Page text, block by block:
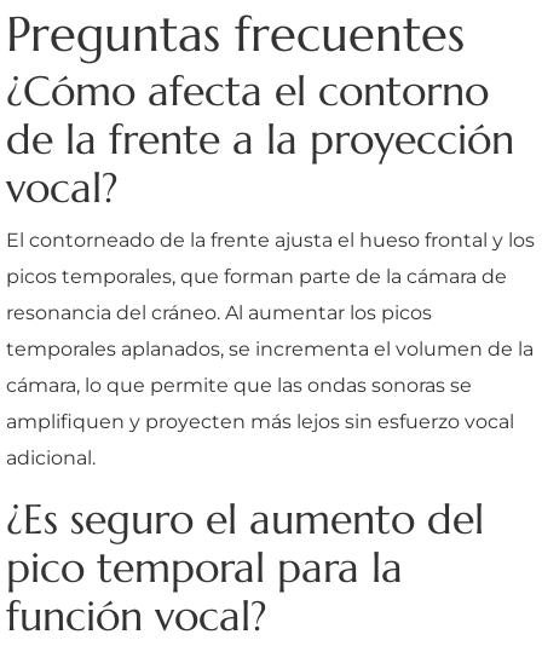
Preguntas frecuentes
¿Cómo afecta el contorno
de la frente a la proyección
vocal?
El contorneado de la frente ajusta el hueso frontal y los
picos temporales, que forman parte de la cámara de
resonancia del cráneo. Al aumentar los picos
temporales aplanados, se incrementa el volumen de la
cámara, lo que permite que las ondas sonoras se
amplifiquen y proyecten más lejos sin esfuerzo vocal
adicional.
¿Es seguro el aumento del
pico temporal para la
función vocal?